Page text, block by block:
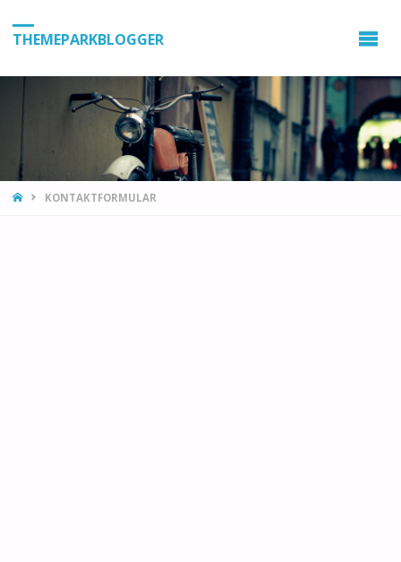
THEMEPARKBLOGGER
HOMEKONTAKTFORMULAR